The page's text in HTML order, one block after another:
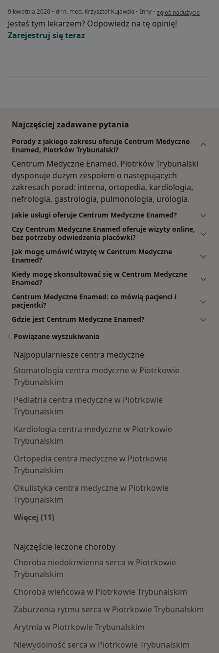
9 kwietnia 2020 • dr n. med. Krzysztof Kujawski • Inny • w opinii użytkownika
zgłoś nadużycie
Jesteś tym lekarzem? Odpowiedz na tę opinię!
Zarejestruj się teraz
Najczęściej zadawane pytania
Porady z jakiego zakresu oferuje Centrum Medyczne
Enamed, Piotrków Trybunalski?
Centrum Medyczne Enamed, Piotrków Trybunalski
dysponuje dużym zespołem o następujących
zakresach porad: interna, ortopedia, kardiologia,
nefrologia, gastrologia, pulmonologia, urologia.
Jakie usługi oferuje Centrum Medyczne Enamed?
Czy Centrum Medyczne Enamed oferuje wizyty online,
bez potrzeby odwiedzenia placówki?
Jak mogę umówić wizytę w Centrum Medyczne
Enamed?
Kiedy mogę skonsultować się w Centrum Medyczne
Enamed?
Centrum Medyczne Enamed: co mówią pacjenci i
pacjentki?
Gdzie jest Centrum Medyczne Enamed?
Powiązane wyszukiwania
Najpopularniesze centra medyczne
Stomatologia centra medyczne w Piotrkowie
Trybunalskim
Pediatria centra medyczne w Piotrkowie
Trybunalskim
Kardiologia centra medyczne w Piotrkowie
Trybunalskim
Ortopedia centra medyczne w Piotrkowie
Trybunalskim
Okulistyka centra medyczne w Piotrkowie
Trybunalskim
Więcej (11)
Najczęście leczone choroby
Choroba niedokrwienna serca w Piotrkowie
Trybunalskim
Choroba wieńcowa w Piotrkowie Trybunalskim
Zaburzenia rytmu serca w Piotrkowie Trybunalskim
Arytmia w Piotrkowie Trybunalskim
Niewydolność serca w Piotrkowie Trybunalskim